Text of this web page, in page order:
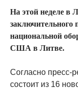
На этой неделе в
заключительного
национальной
США в Литве.
Согласно пресс-
состоит из 16